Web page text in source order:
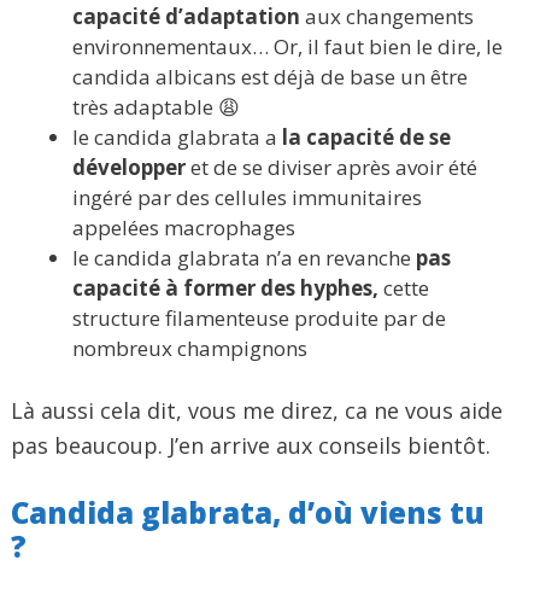
capacité d’adaptation aux changements
environnementaux… Or, il faut bien le dire, le
candida albicans est déjà de base un être
très adaptable 😩
le candida glabrata a la capacité de se
développeret de se diviser après avoir été
ingéré par des cellules immunitaires
appelées macrophages
le candida glabrata n’a en revanche pas
capacité à former des hyphes, cette
structure filamenteuse produite par de
nombreux champignons
Là aussi cela dit, vous me direz, ca ne vous aide
pas beaucoup. J’en arrive aux conseils bientôt.
Candida glabrata, d’où viens tu
?